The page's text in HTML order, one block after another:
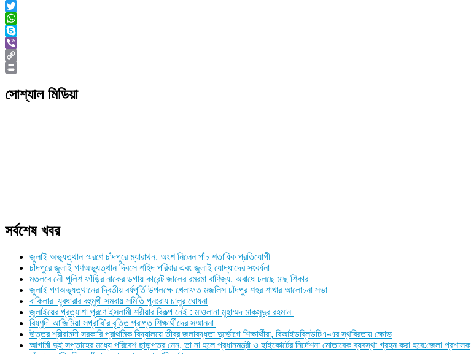
Messenger
Twitter
WhatsApp
Skype
Viber
Copy
সোশ্যাল মিডিয়া
সর্বশেষ খবর
জুলাই অভ্যুত্থান স্মরণে চাঁদপুরে ম্যারাথন, অংশ নিলেন পাঁচ শতাধিক প্রতিযোগী
চাঁদপুরে জুলাই গণঅভ্যুত্থান দিবসে শহিদ পরিবার এবং জুলাই যোদ্ধাদের সংবর্ধনা
মতলবে নৌ পুলিশ ফাঁড়ির নাকের ডগায় কারেন্ট জালের রমরমা বাণিজ্য, অবাধে চলছে মাছ শিকার
জুলাই গণঅভ্যুত্থানের দ্বিতীয় বর্ষপূর্তি উপলক্ষে খেলাফত মজলিস চাঁদপুর শহর শাখার আলোচনা সভা
বাকিলার যুবধারার বহুমুখী সমবায় সমিতি পুনঃরায চালুর ঘোষনা
জুলাইয়ের প্রত্যাশা পূরণে ইসলামী শরীয়ার বিকল্প নেই : মাওলানা মুহাম্মদ মাকসুদুর রহমান
বিষ্ণুদী আজিমিয়া সপ্রাবি’র বৃত্তি প্রাপ্ত শিক্ষার্থীদের সম্মাননা
উত্তর শ্রীরামদী সরকারি প্রাথমিক বিদ্যালয়ে তীব্র জলাবদ্ধতা দুর্ভোগে শিক্ষার্থীরা, বিআইডব্লিউটিএ-এর স্থবিরতায় ক্ষোভ
আগামী দুই সপ্তাহের মধ্যে পরিবেশ ছাড়পত্র নেন, তা না হলে প্রধানমন্ত্রী ও হাইকোর্টের নির্দেশনা মোতাবেক ব্যবস্থা গ্রহন করা হবে:জেলা প্রশাসক